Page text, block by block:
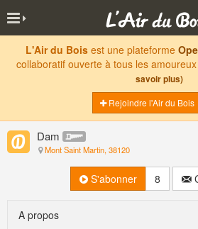
L'Air du Boisest une plateforme
collaboratif ouverte à tous les
savoir plus)
Rejoindre l'Air du Bois
Dam
Mont Saint Martin, 38120
S'abonner 8
A propos